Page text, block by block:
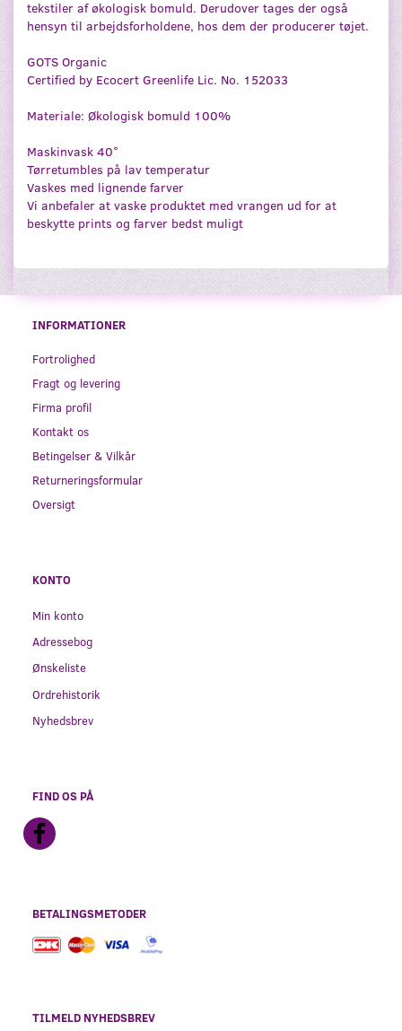
tekstiler af økologisk bomuld. Derudover tages der også
hensyn til arbejdsforholdene, hos dem der producerer tøjet.
GOTS Organic
Certified by Ecocert Greenlife Lic. No. 152033
Materiale: Økologisk bomuld 100%
Maskinvask 40°
Tørretumbles på lav temperatur
Vaskes med lignende farver
Vi anbefaler at vaske produktet med vrangen ud for at
beskytte prints og farver bedst muligt
INFORMATIONER
Fortrolighed
Fragt og levering
Firma profil
Kontakt os
Betingelser & Vilkår
Returneringsformular
Oversigt
KONTO
Min konto
Adressebog
Ønskeliste
Ordrehistorik
Nyhedsbrev
FIND OS PÅ
BETALINGSMETODER
TILMELD NYHEDSBREV